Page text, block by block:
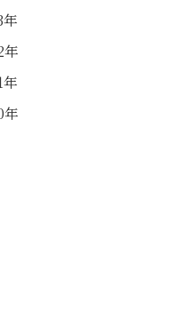
年
年
年
年